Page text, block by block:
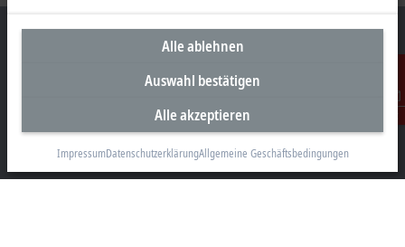
Kontakt
Beckhoff Automation GmbH
Hauptstraße 11
6706 Bürs
Alle ablehnen
Auswahl bestätigen
Alle akzeptieren
ImpressumDatenschutzerklärungAllgemeine Geschäftsbedingungen